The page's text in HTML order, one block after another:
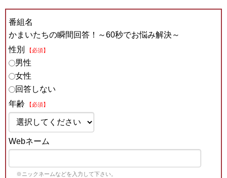
番組名
かまいたちの瞬間回答！～60秒でお悩み解決～
性別
【必須】
男性
女性
回答しない
年齢
【必須】
Webネーム
※ニックネームなどを入力して下さい。